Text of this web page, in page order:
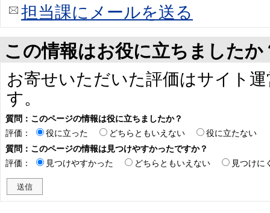
担当課にメールを送る
この情報はお役に立ちましたか
お寄せいただいた評価はサイト
す。
質問：このページの情報は役に立ちましたか？
評価：
役に立った どちらともいえない
役に立たない
質問：このページの情報は見つけやすかったですか？
評価：
見つけやすかった どちらともいえない 見つけに